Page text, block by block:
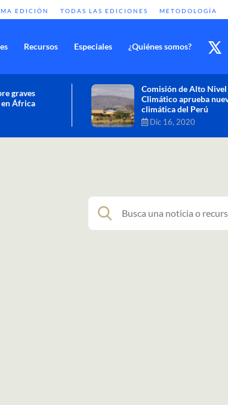
EDICIÓN TODAS LAS EDICIONES METODOLOGÍA
Recursos Especiales ¿Quiénes somos?
Cambio climático:
como objetivo global y